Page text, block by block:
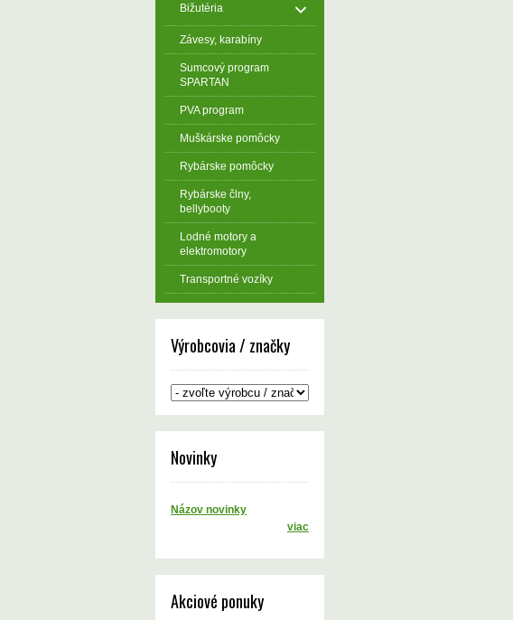
Bižutéria
Závesy, karabíny
Sumcový program
SPARTAN
PVA program
Muškárske pomôcky
Rybárske pomôcky
Rybárske člny,
bellybooty
Lodné motory a
elektromotory
Transportné vozíky
Výrobcovia / značky
Novinky
Názov novinky
viac
Akciové ponuky